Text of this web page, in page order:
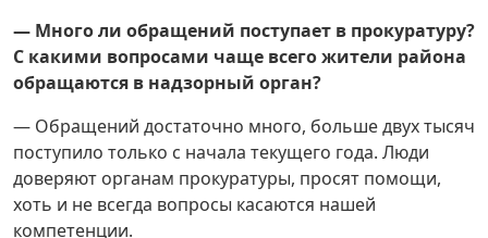
— Много ли обращений поступает в прокуратуру?
С какими вопросами чаще всего жители района
обращаются в надзорный орган?
— Обращений достаточно много, больше двух тысяч
поступило только с начала текущего года. Люди
доверяют органам прокуратуры, просят помощи,
хоть и не всегда вопросы касаются нашей
компетенции.